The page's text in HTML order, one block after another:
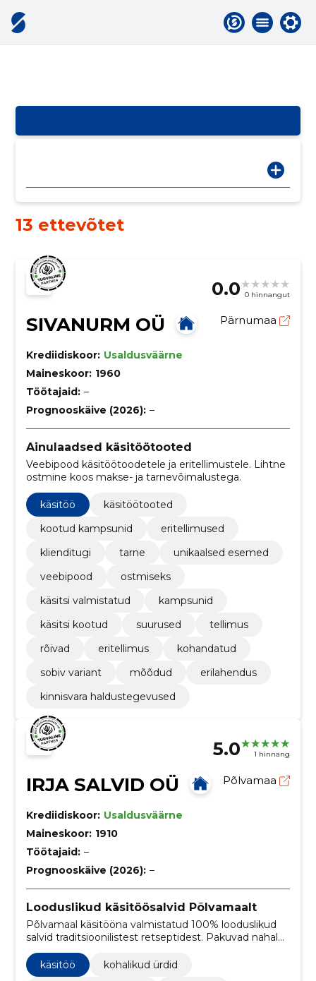
13 ettevõtet
0.0 0 hinnangut
SIVANURM OÜ Pärnumaa
Krediidiskoor: Usaldusväärne
Maineskoor: 1960
Töötajaid: –
Prognooskäive (2026): –
Ainulaadsed käsitöötooted
Veebipood käsitöötoodetele ja eritellimustele. Lihtne
ostmine koos makse- ja tarnevõimalustega.
käsitöö
käsitöötooted
kootud kampsunid
eritellimused
klienditugi
tarne
unikaalsed esemed
veebipood
ostmiseks
käsitsi valmistatud
kampsunid
käsitsi kootud
suurused
tellimus
rõivad
eritellimus
kohandatud
sobiv variant
mõõdud
erilahendus
kinnisvara haldustegevused
5.0 1 hinnang
IRJA SALVID OÜ Põlvamaa
Krediidiskoor: Usaldusväärne
Maineskoor: 1910
Töötajaid: –
Prognooskäive (2026): –
Looduslikud käsitöösalvid Põlvamaalt
Põlvamaal käsitööna valmistatud 100% looduslikud
salvid traditsioonilistest retseptidest. Pakuvad nahale
jälle­müüjate kaudu.
käsitöö
kohalikud ürdid